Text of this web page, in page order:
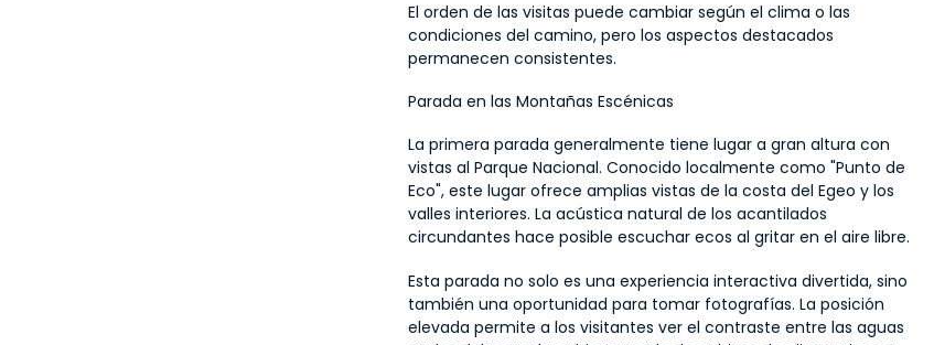
El orden de las visitas puede cambiar según el clima o las
condiciones del camino, pero los aspectos destacados
permanecen consistentes.
Parada en las Montañas Escénicas
La primera parada generalmente tiene lugar a gran altura con
vistas al Parque Nacional. Conocido localmente como "Punto de
Eco", este lugar ofrece amplias vistas de la costa del Egeo y los
valles interiores. La acústica natural de los acantilados
circundantes hace posible escuchar ecos al gritar en el aire libre.
Esta parada no solo es una experiencia interactiva divertida, sino
también una oportunidad para tomar fotografías. La posición
elevada permite a los visitantes ver el contraste entre las aguas